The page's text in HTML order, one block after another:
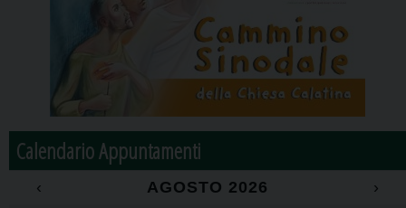
Calendario Appuntamenti
‹ AGOSTO 2026
›